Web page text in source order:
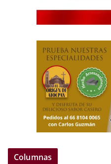
Columnas